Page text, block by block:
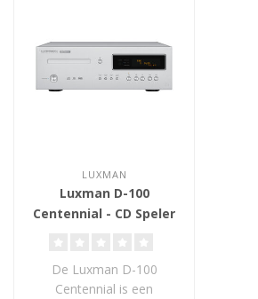
LUXMAN
Luxman D-100
Centennial - CD Speler
De Luxman D-100
Centennial is een